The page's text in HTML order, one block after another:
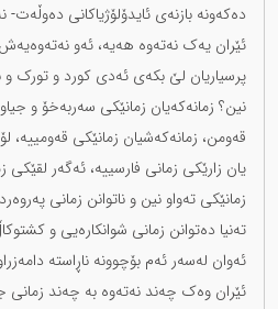
دەکەونە بازنەی ئایدۆلۆژیاکانی دەوڵەت-
ئێران یەک نەتەوە هەیە، ئەو
پرسیاریان لێ بکەی ئەدی کورد و تورک
نین؟ زمانەکەیان زمانێکی سەربەخۆ و
قەومن، زمانەکەشیان زمانێکی
یان زارێکی زمانی فارسییە، ئەگەر
زمانێکی تەواو نین و ناتوانن زمانی
تەنیا دەتوانن زمانی شوانکارەیی و
ئەوان لەسەر ئەم بۆچوونە ناڕاستە
ئێران وەک چەند نەتەوە بە چەند زمانی